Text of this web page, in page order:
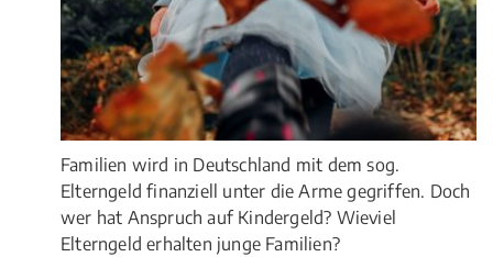
Familien wird in Deutschland mit dem sog.
Elterngeld finanziell unter die Arme gegriffen. Doch
wer hat Anspruch auf Kindergeld? Wieviel
Elterngeld erhalten junge Familien?